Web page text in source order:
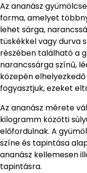
Az ananász
forma, amelyet
lehet sárga,
tüskékkel vagy durva
részében található a
narancssárga színű,
közepén
fogyasztjuk, ezeket
Az ananász mérete
kilogramm közötti
előfordulnak. A
színe és tapintása
ananász kellemesen
tapintásra.